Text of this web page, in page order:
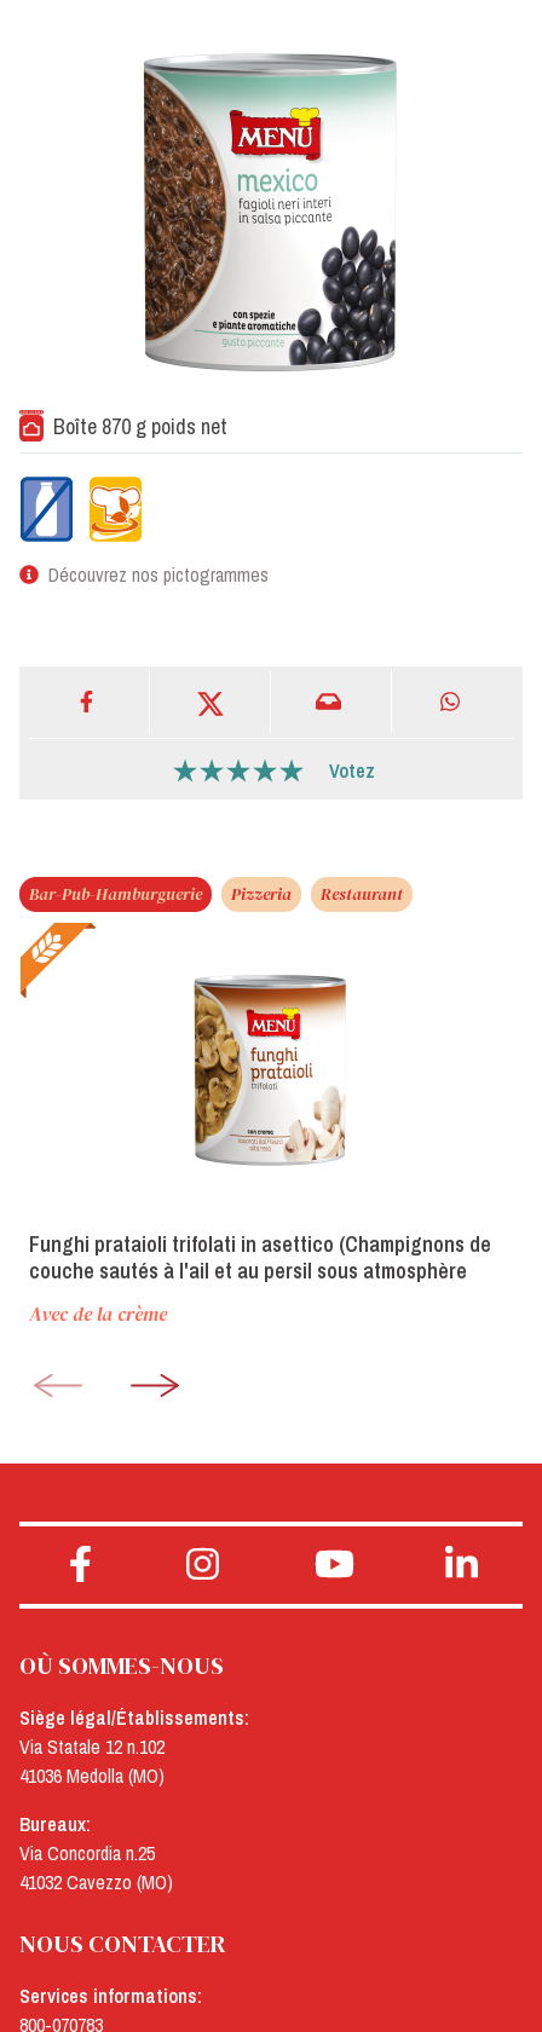
Boîte 870 g poids net
Découvrez nos pictogrammes
Votez
Bar-Pub-Hamburguerie Pizzeria Restaurant
Funghi prataioli trifolati in asettico (Champignons de
couche sautés à l'ail et au persil sous atmosphère
Avec de la crème
OÙ SOMMES-NOUS
Siège légal/Établissements:
Via Statale 12 n.102
41036 Medolla (MO)
Bureaux:
Via Concordia n.25
41032 Cavezzo (MO)
NOUS CONTACTER
Services informations:
800-070783